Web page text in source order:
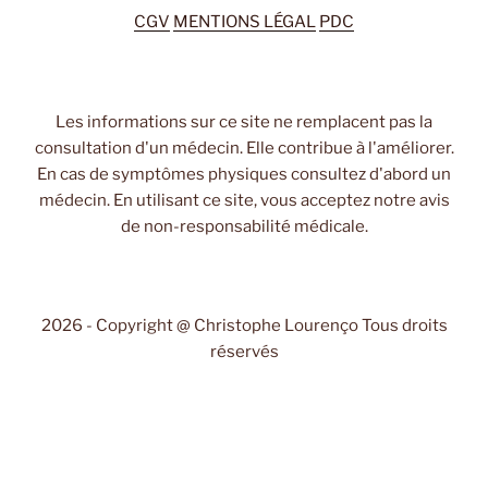
CGV MENTIONS LÉGAL PDC
Les informations sur ce site ne remplacent pas la
consultation d'un médecin. Elle contribue à l'améliorer.
En cas de symptômes physiques consultez d'abord un
médecin. En utilisant ce site, vous acceptez notre avis
de non-responsabilité médicale.
2026 - Copyright @ Christophe Lourenço Tous droits
réservés